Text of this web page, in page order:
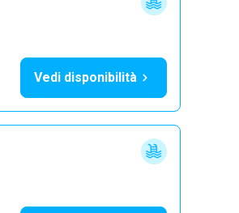
Vedi disponibilità